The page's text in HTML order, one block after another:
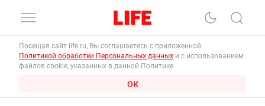
Посещая сайт life.ru, Вы соглашаетесь с приложенной
Политикой обработки Персональных данных и с использованием
файлов cookie, указанных в данной Политике.
ОК